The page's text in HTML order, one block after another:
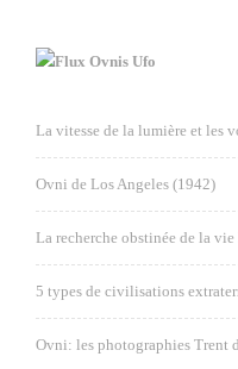
Ovnis Ufo
La vitesse de la lumière et les
Ovni de Los Angeles (1942)
La recherche obstinée de la vie
5 types de civilisations
Ovni: les photographies Trent